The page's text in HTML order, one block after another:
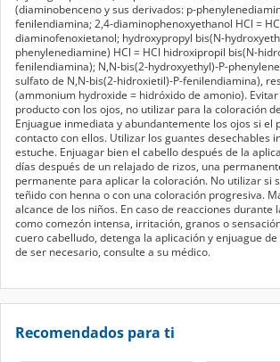
(diaminobenceno y sus derivados: p-
fenilendiamina; 2,4-diaminophenoxyethanol HCl =
diaminofenoxietanol; hydroxypropyl bis(N-
phenylenediamine) HCl = HCl hidroxipropil bis(N-
fenilendiamina); N,N-bis(2-hydroxyethyl)-P-
sulfato de N,N-bis(2-hidroxietil)-P-fenilendiamina),
(ammonium hydroxide = hidróxido de amonio).
producto con los ojos, no utilizar para la coloración
Enjuague inmediata y abundantemente los ojos si el
contacto con ellos. Utilizar los guantes desechables
estuche. Enjuagar bien el cabello después de la
días después de un relajado de rizos, una
permanente para aplicar la coloración. No utilizar si
teñido con henna o con una coloración progresiva.
alcance de los niños. En caso de reacciones durante
como comezón intensa, irritación, granos o
cuero cabelludo, detenga la aplicación y enjuague
de ser necesario, consulte a su médico.
Recomendados para ti